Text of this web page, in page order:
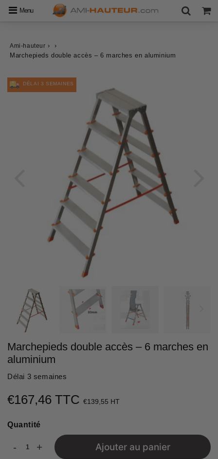
Menu
Ami-hauteur ›
›
Marchepieds double accès – 6 marches en aluminium
DÉLAI 3 SEMAINES
Marchepieds double accès – 6 marches en
aluminium
Délai 3 semaines
€167,46 TTC €139,55 HT
price
Quantité
- + Ajouter au panier